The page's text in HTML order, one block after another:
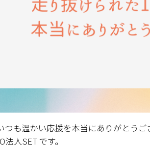
つも温かい応援を本当にありがとうご
法人SET です。